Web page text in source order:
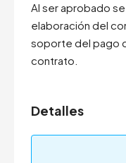
Al ser aprobado
elaboración del
soporte del pago
contrato.
Detalles